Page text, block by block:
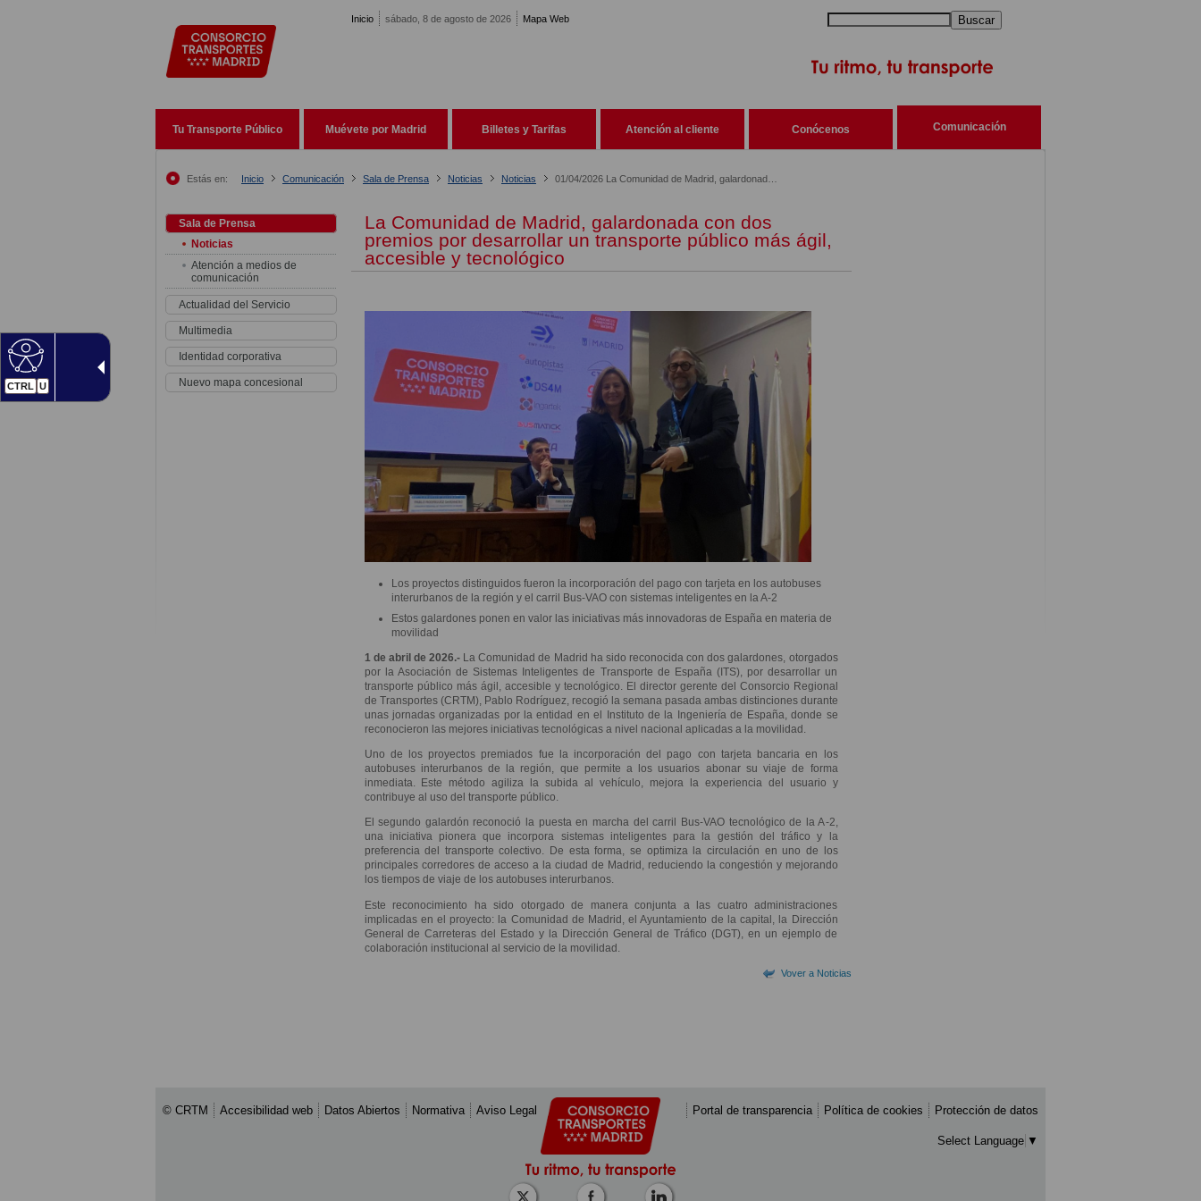
CTRL U
Inicio sábado, 8 de agosto de 2026 Mapa Web Buscar
Tu Transporte Público Muévete por Madrid Billetes y Tarifas Atención al cliente Conócenos Comunicación
Estás en: Inicio Comunicación Sala de Prensa Noticias Noticias
Sala de Prensa
Noticias
Atención a medios de
comunicación
Actualidad del Servicio
Multimedia
Identidad corporativa
Nuevo mapa concesional
La Comunidad de Madrid, galardonada con dos
premios por desarrollar un transporte público más ágil,
accesible y tecnológico
Los proyectos distinguidos fueron la incorporación del pago con tarjeta en los autobuses
interurbanos de la región y el carril Bus-VAO con sistemas inteligentes en la A-2
Estos galardones ponen en valor las iniciativas más innovadoras de España en materia de
movilidad
1 de abril de 2026.- La Comunidad de Madrid ha sido reconocida con dos galardones, otorgados
por la Asociación de Sistemas Inteligentes de Transporte de España (ITS), por desarrollar un
transporte público más ágil, accesible y tecnológico. El director gerente del Consorcio Regional
de Transportes (CRTM), Pablo Rodríguez, recogió la semana pasada ambas distinciones durante
unas jornadas organizadas por la entidad en el Instituto de la Ingeniería de España, donde se
reconocieron las mejores iniciativas tecnológicas a nivel nacional aplicadas a la movilidad.
Uno de los proyectos premiados fue la incorporación del pago con tarjeta bancaria en los
autobuses interurbanos de la región, que permite a los usuarios abonar su viaje de forma
inmediata. Este método agiliza la subida al vehículo, mejora la experiencia del usuario y
contribuye al uso del transporte público.
El segundo galardón reconoció la puesta en marcha del carril Bus-VAO tecnológico de la A-2,
una iniciativa pionera que incorpora sistemas inteligentes para la gestión del tráfico y la
preferencia del transporte colectivo. De esta forma, se optimiza la circulación en uno de los
principales corredores de acceso a la ciudad de Madrid, reduciendo la congestión y mejorando
los tiempos de viaje de los autobuses interurbanos.
Este reconocimiento ha sido otorgado de manera conjunta a las cuatro administraciones
implicadas en el proyecto: la Comunidad de Madrid, el Ayuntamiento de la capital, la Dirección
General de Carreteras del Estado y la Dirección General de Tráfico (DGT), en un ejemplo de
colaboración institucional al servicio de la movilidad.
Vover a Noticias
© CRTM Accesibilidad web Datos Abiertos Normativa Aviso Legal Portal de transparencia Política de cookies Protección de datos
Select Language ▼